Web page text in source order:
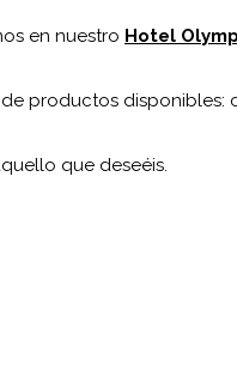
en nuestro Hotel
productos disponibles:
que deseéis.